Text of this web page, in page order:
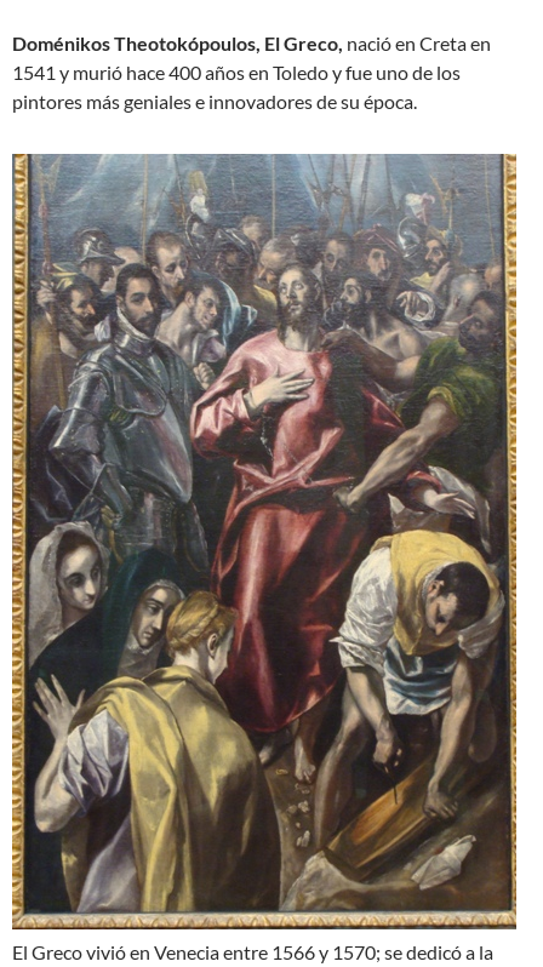
Doménikos Theotokópoulos, El Greco, nació en Creta en
1541 y murió hace 400 años en Toledo y fue uno de los
pintores más geniales e innovadores de su época.
El Greco vivió en Venecia entre 1566 y 1570; se dedicó a la